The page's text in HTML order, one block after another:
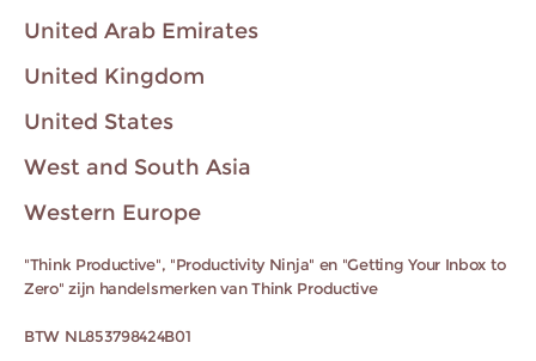
United Arab Emirates
United Kingdom
United States
West and South Asia
Western Europe
"Think Productive", "Productivity Ninja" en "Getting Your Inbox to
Zero" zijn handelsmerken van Think Productive
BTW NL853798424B01